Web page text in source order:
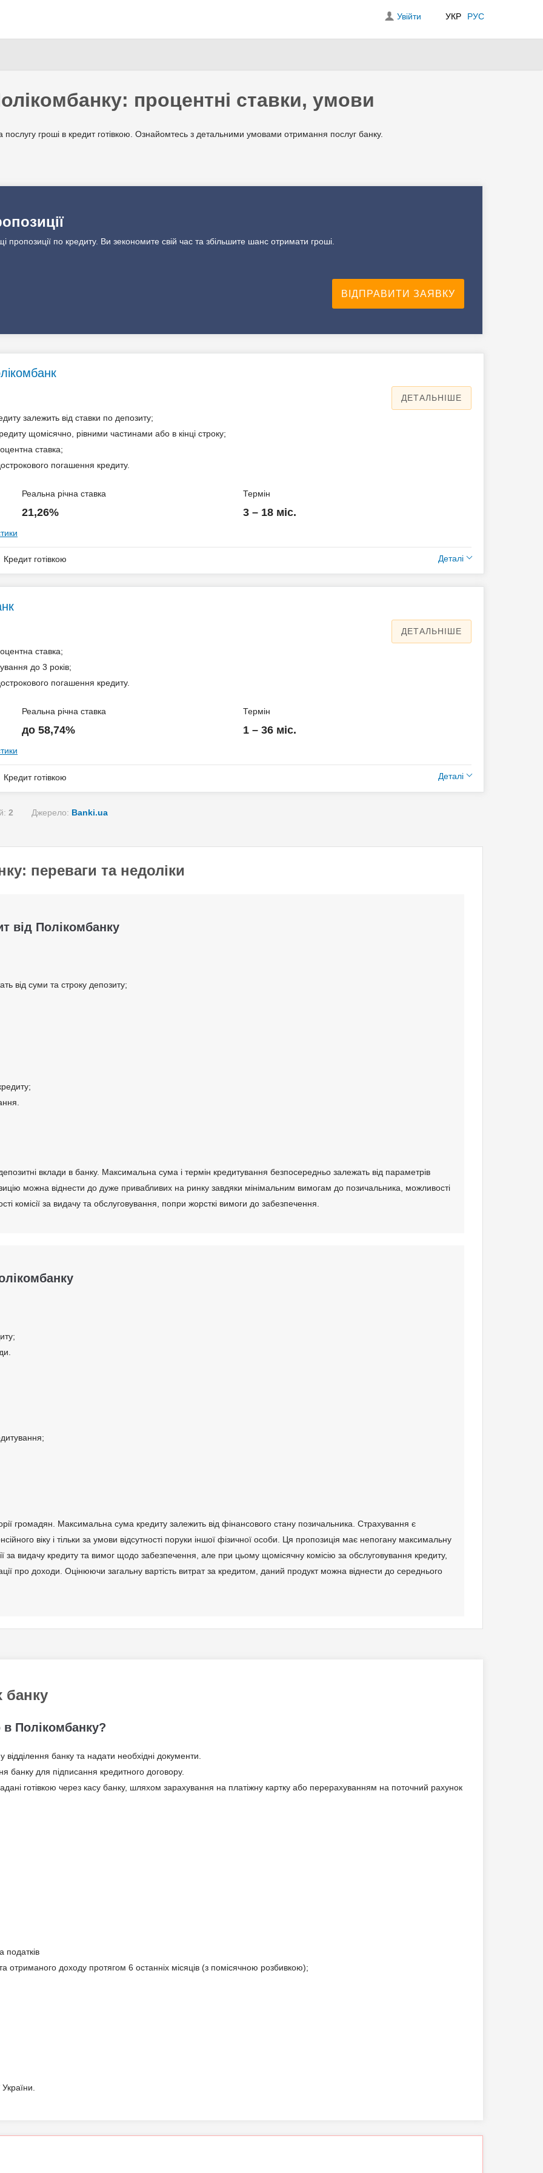
Увійти УКР РУС
процентні ставки, умови
гроші в кредит готівкою. Ознайомтесь з детальними умовами отримання послуг банку.
пропозиції по кредиту. Ви зекономите свій час та збільшите шанс отримати гроші.
ДЕТАЛЬНІШЕ
залежить від ставки по депозиту;
щомісячно, рівними частинами або в кінці строку;
ставка;
погашення кредиту.
Реальна річна ставка
21,26%
Термін
3 – 18 міс.
Кредит готівкою Деталі
власника терміналу;
ДЕТАЛЬНІШЕ
ставка;
до 3 років;
погашення кредиту.
Реальна річна ставка
до 58,74%
Термін
1 – 36 міс.
Кредит готівкою Деталі
2 Джерело: Banki.ua
переваги та недоліки
від Полікомбанку
від суми та строку депозиту;
вклади в банку. Максимальна сума і термін кредитування безпосередньо залежать від параметрів
можна віднести до дуже привабливих на ринку завдяки мінімальним вимогам до позичальника, можливості
комісії за видачу та обслуговування, попри жорсткі вимоги до забезпечення.
громадян. Максимальна сума кредиту залежить від фінансового стану позичальника. Страхування є
віку і тільки за умови відсутності поруки іншої фізичної особи. Ця пропозиція має непогану максимальну
за видачу кредиту та вимог щодо забезпечення, але при цьому щомісячну комісію за обслуговування кредиту,
про доходи. Оцінюючи загальну вартість витрат за кредитом, даний продукт можна віднести до середнього
банку
в Полікомбанку?
банку та надати необхідні документи.
банку для підписання кредитного договору.
готівкою через касу банку, шляхом зарахування на платіжну картку або перерахуванням на поточний рахунок
податків
отриманого доходу протягом 6 останніх місяців (з помісячною розбивкою);